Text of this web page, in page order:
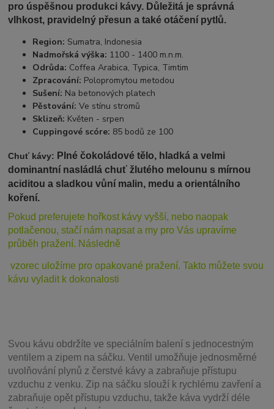
pro úspěšnou produkci kávy. Důležitá je správná
vlhkost, pravidelný přesun a také otáčení pytlů.
Region: Sumatra, Indonesia
Nadmořská výška: 1100 - 1400 m.n.m.
Odrůda: Coffea Arabica, Typica, Timtim
Zpracování: Polopromytou metodou
Sušení: Na betonových platech
Pěstování: Ve stínu stromů
Sklizeň: Květen - srpen
Cuppingové scóre: 85 bodů ze 100
Chuť kávy: Plné čokoládové tělo, hladká a velmi
dominantní nasládlá chuť žlutého melounu s mírnou
aciditou a sladkou vůní malin, medu a orientálního
koření.
Pokud preferujete hořkost kávy vyšší, nebo naopak
potlačenou, stačí nám napsat a my pro Vás upravíme
průběh pražení. Následně
vzorec uložíme pro opakované pražení. Takto můžete svou
kávu vyladit k dokonalosti
Svou kávu obdržíte ve speciálním balení s jednocestným
ventilem a zipem na sáčku. Ventil umožňuje jednosměrné
uvolňování plynů z čerstvé kávy a zabraňuje přístupu
vzduchu z venku. Zip na sáčku slouží k rychlému zavření a
zabraňuje opět přístupu vzduchu, takže káva vydrží déle